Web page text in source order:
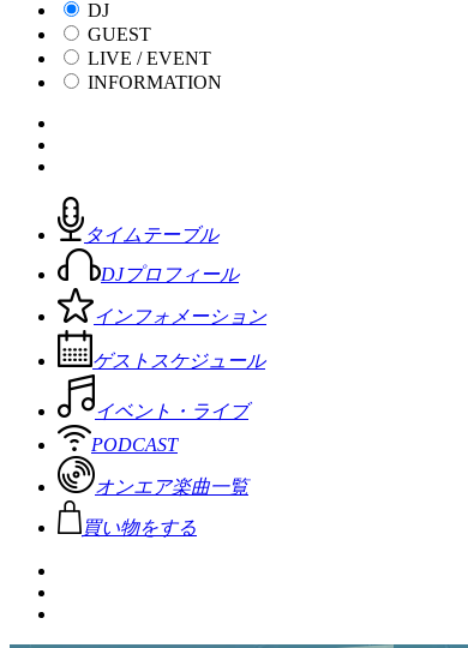
DJ
GUEST
LIVE / EVENT
INFORMATION
タイムテーブル
DJプロフィール
インフォメーション
ゲストスケジュール
イベント・ライブ
PODCAST
オンエア楽曲一覧
買い物をする